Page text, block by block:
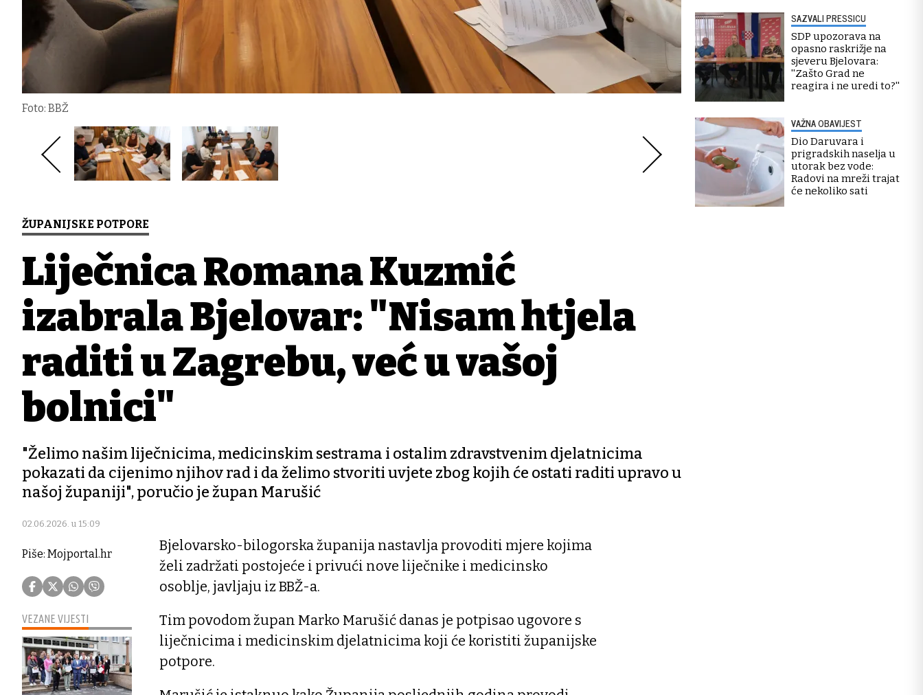
Foto: BBŽ
ŽUPANIJSKE POTPORE
Liječnica Romana Kuzmić
izabrala Bjelovar: "Nisam htjela
raditi u Zagrebu, već u vašoj
bolnici"
"Želimo našim liječnicima, medicinskim sestrama i ostalim zdravstvenim djelatnicima
pokazati da cijenimo njihov rad i da želimo stvoriti uvjete zbog kojih će ostati raditi upravo u
našoj županiji", poručio je župan Marušić
02.06.2026. u 15:09
Piše: Mojportal.hr
VEZANE VIJESTI
Bjelovarsko-bilogorska županija nastavlja provoditi mjere kojima
želi zadržati postojeće i privući nove liječnike i medicinsko
osoblje, javljaju iz BBŽ-a.
Tim povodom župan Marko Marušić danas je potpisao ugovore s
liječnicima i medicinskim djelatnicima koji će koristiti županijske
potpore.
SAZVALI PRESSICU
SDP upozorava na
opasno raskrižje na
sjeveru Bjelovara:
''Zašto Grad ne
reagira i ne uredi to?''
VAŽNA OBAVIJEST
Dio Daruvara i
prigradskih naselja u
utorak bez vode:
Radovi na mreži trajat
će nekoliko sati